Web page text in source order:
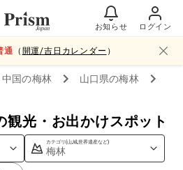
お知らせ ログイン
通 （ 開運/吉日カレンダー ）
中国の梅林 山口県の梅林
観光・お出かけスポット
カテゴリ(山,城,世界遺産など)
梅林